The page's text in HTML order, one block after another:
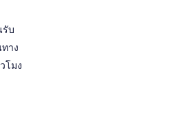
บ
าง
โมง